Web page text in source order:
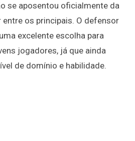
se aposentou oficialmente da
entre os principais. O defensor
excelente escolha para
jogadores, já que ainda
de domínio e habilidade.